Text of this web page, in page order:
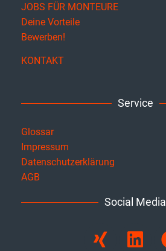
JOBS FÜR MONTEURE
Deine Vorteile
Bewerben!
KONTAKT
Service
Glossar
Impressum
Datenschutzerklärung
AGB
Social Media